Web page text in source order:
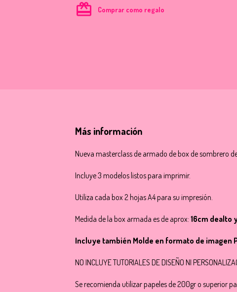
card_giftcard Comprar como regalo
Más información
Nueva masterclass de armado de box de sombrero
Incluye 3 modelos listos para imprimir.
Utiliza cada box 2 hojas A4 para su impresión.
Medida de la box armada es de aprox:16cm dealto
Incluye también Molde en formato de imagen
NO INCLUYE TUTORIALES DE DISEÑO NI
Se recomienda utilizar papeles de 200gr o superior